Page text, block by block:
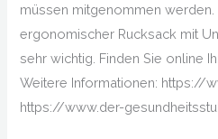
müssen mitgenommen werden.
ergonomischer Rucksack mit
sehr wichtig. Finden Sie online
Weitere Informationen: https://
https://www.der-